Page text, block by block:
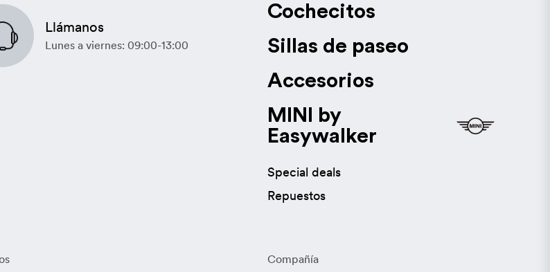
Llámanos
Lunes a viernes: 09:00-13:00
Cochecitos
Sillas de paseo
Accesorios
MINI by
Easywalker
Special deals
Repuestos
Compañía